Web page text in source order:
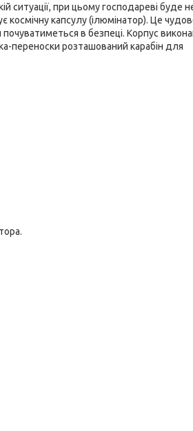
ситуації, при цьому господареві буде
космічну капсулу (ілюмінатор). Це
в безпеці. Корпус
переноски розташований карабін для